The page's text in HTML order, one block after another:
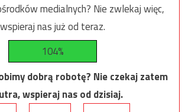
medialnych? Nie zwlekaj więc,
wspieraj nas już od teraz.
104%
dobrą robotę? Nie czekaj zatem
wspieraj nas od dzisiaj.